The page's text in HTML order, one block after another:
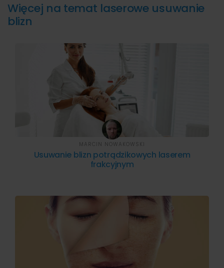
Więcej na temat laserowe usuwanie
blizn
Usuwanie blizn potrądzikowych laserem
frakcyjnym
MARCIN NOWAKOWSKI